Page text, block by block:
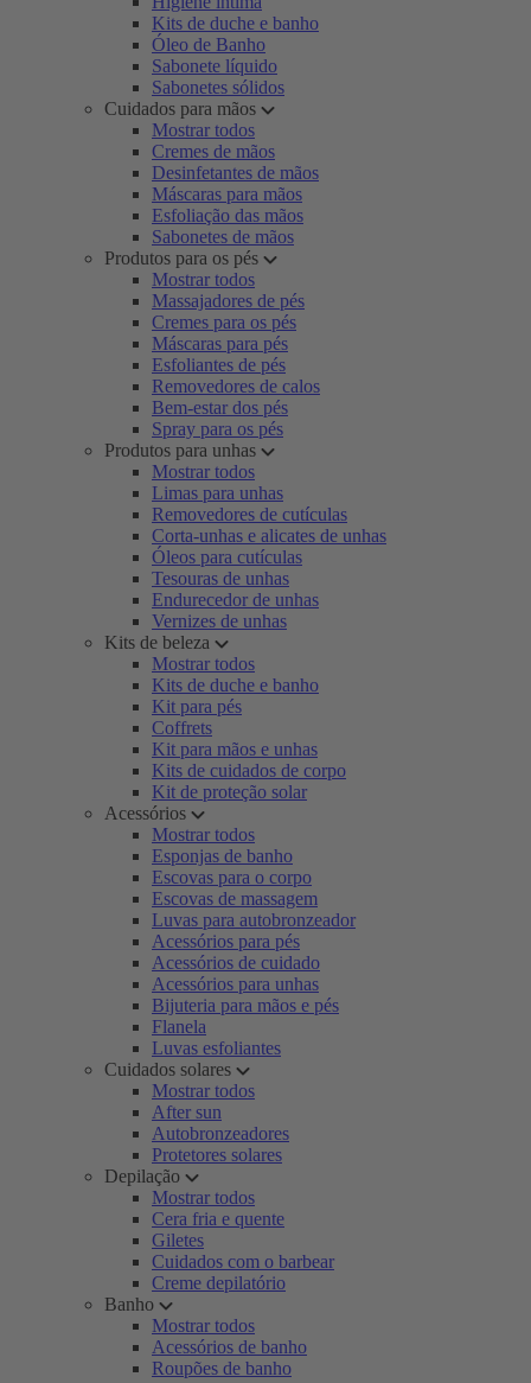
Kits de duche e banho
Óleo de Banho
Sabonete líquido
Sabonetes sólidos
Cuidados para mãos
Mostrar todos
Cremes de mãos
Desinfetantes de mãos
Máscaras para mãos
Esfoliação das mãos
Sabonetes de mãos
Produtos para os pés
Mostrar todos
Massajadores de pés
Cremes para os pés
Máscaras para pés
Esfoliantes de pés
Removedores de calos
Bem-estar dos pés
Spray para os pés
Produtos para unhas
Mostrar todos
Limas para unhas
Removedores de cutículas
Corta-unhas e alicates de unhas
Óleos para cutículas
Tesouras de unhas
Endurecedor de unhas
Vernizes de unhas
Kits de beleza
Mostrar todos
Kits de duche e banho
Kit para pés
Coffrets
Kit para mãos e unhas
Kits de cuidados de corpo
Kit de proteção solar
Acessórios
Mostrar todos
Esponjas de banho
Escovas para o corpo
Escovas de massagem
Luvas para autobronzeador
Acessórios para pés
Acessórios de cuidado
Acessórios para unhas
Bijuteria para mãos e pés
Flanela
Luvas esfoliantes
Cuidados solares
Mostrar todos
After sun
Autobronzeadores
Protetores solares
Depilação
Mostrar todos
Cera fria e quente
Giletes
Cuidados com o barbear
Creme depilatório
Banho
Mostrar todos
Acessórios de banho
Roupões de banho